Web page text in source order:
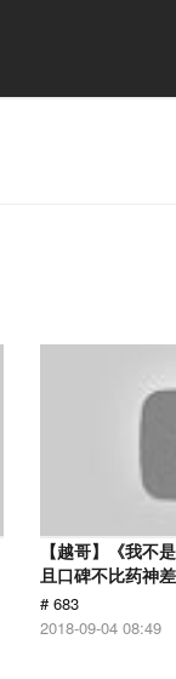
【越哥】《我不
且口碑不比药神差
# 683
2018-09-04 08:49